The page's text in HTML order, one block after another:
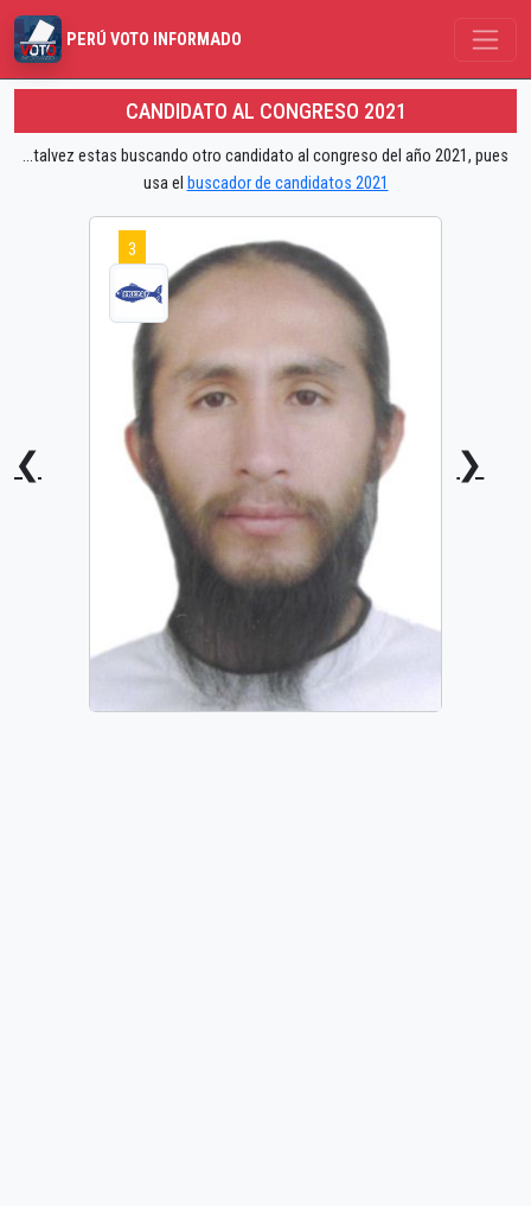
PERÚ VOTO INFORMADO
CANDIDATO AL CONGRESO 2021
...talvez estas buscando otro candidato al congreso del año 2021, pues
usa el buscador de candidatos 2021
❮
3
❯